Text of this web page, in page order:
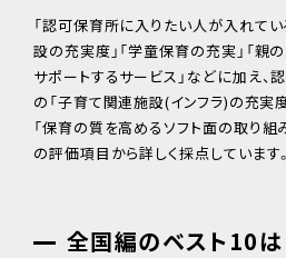
「認可保育所に入りたい人が入れてい
設の充実度」「学童保育の充実」「親
サポートするサービス」などに加え
の「子育て関連施設(インフラ)の充実度
「保育の質を高めるソフト面の取り組
の評価項目から詳しく採点しています。
全国編のベスト10は